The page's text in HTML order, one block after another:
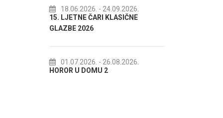
- 24.09.2026.
ČARI KLASIČNE
- 26.08.2026.
Lito po domaću! - promotivna
akcija Etnografskog muzeja
Spli'ski litnji koluri 2026